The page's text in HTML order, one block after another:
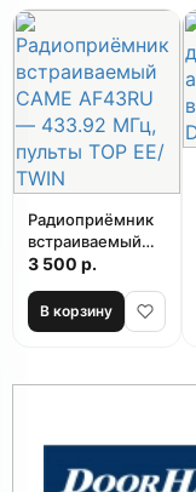
Радиоприёмник
встраиваемый
CAME AF43RU —
пульты TOP EE/
TWIN
3 500 р.
В корзину